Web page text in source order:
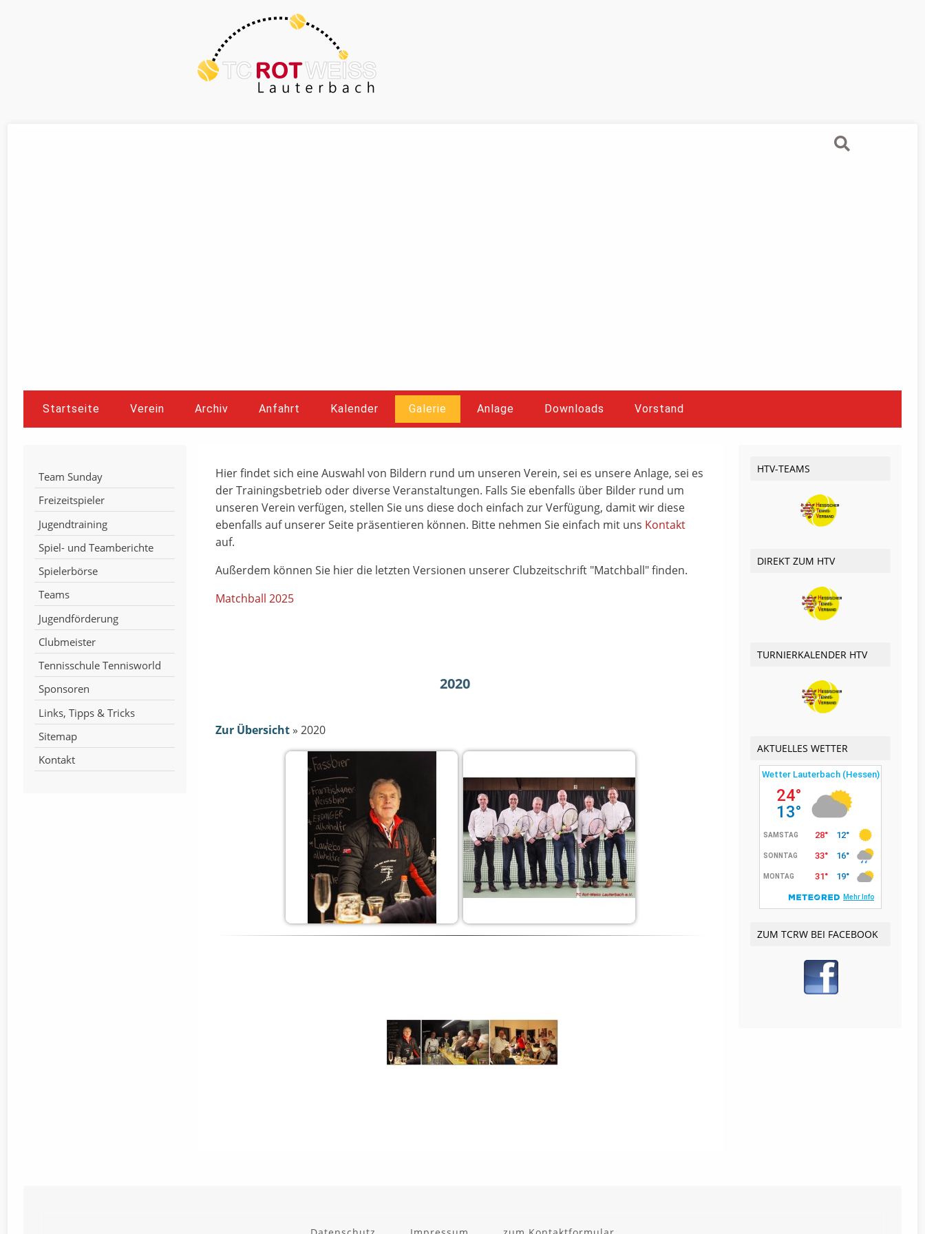
Startseite Verein Archiv Anfahrt Kalender Galerie Anlage Downloads Vorstand
Team Sunday
Freizeitspieler
Jugendtraining
Spiel- und Teamberichte
Spielerbörse
Teams
Jugendförderung
Clubmeister
Tennisschule Tennisworld
Sponsoren
Links, Tipps & Tricks
Sitemap
Kontakt
Hier findet sich eine Auswahl von Bildern rund um unseren Verein, sei es unsere Anlage, sei es
der Trainingsbetrieb oder diverse Veranstaltungen. Falls Sie ebenfalls über Bilder rund um
unseren Verein verfügen, stellen Sie uns diese doch einfach zur Verfügung, damit wir diese
ebenfalls auf unserer Seite präsentieren können. Bitte nehmen Sie einfach mit uns Kontakt
auf.
Außerdem können Sie hier die letzten Versionen unserer Clubzeitschrift "Matchball" finden.
Matchball 2025
2020
Zur Übersicht »2020
HTV-TEAMS
DIREKT ZUM HTV
TURNIERKALENDER HTV
AKTUELLES WETTER
ZUM TCRW BEI FACEBOOK